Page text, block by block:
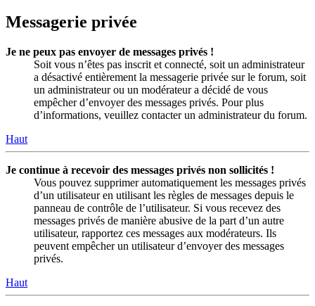
Messagerie privée
Je ne peux pas envoyer de messages privés !
Soit vous n’êtes pas inscrit et connecté, soit un administrateur
a désactivé entièrement la messagerie privée sur le forum, soit
un administrateur ou un modérateur a décidé de vous
empêcher d’envoyer des messages privés. Pour plus
d’informations, veuillez contacter un administrateur du forum.
Haut
Je continue à recevoir des messages privés non sollicités !
Vous pouvez supprimer automatiquement les messages privés
d’un utilisateur en utilisant les règles de messages depuis le
panneau de contrôle de l’utilisateur. Si vous recevez des
messages privés de manière abusive de la part d’un autre
utilisateur, rapportez ces messages aux modérateurs. Ils
peuvent empêcher un utilisateur d’envoyer des messages
privés.
Haut